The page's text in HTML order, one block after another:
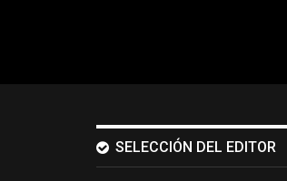
SELECCIÓN DEL EDITOR